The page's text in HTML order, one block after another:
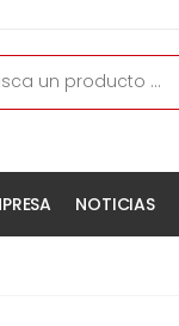
NOTICIAS